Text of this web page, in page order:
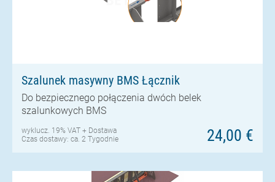
Szalunek masywny BMS Łącznik
Do bezpiecznego połączenia dwóch belek
szalunkowych BMS
24,00 €
wyklucz. 19% VAT + Dostawa
Czas dostawy: ca. 2 Tygodnie